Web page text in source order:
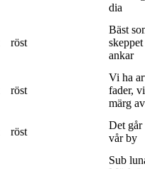
dia
röst
Bäst
ankar
röst
Vi ha
fader,
märg
röst
Det går
vår by
Sub